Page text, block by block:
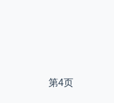
第4页